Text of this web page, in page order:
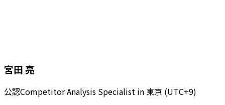
宮田 亮
公認Competitor Analysis Specialist in 東京 (UTC+9)